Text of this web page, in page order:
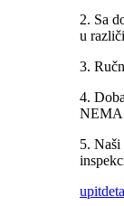
2. Sa
u
3.
4.
NEMA
5. Naši
upit